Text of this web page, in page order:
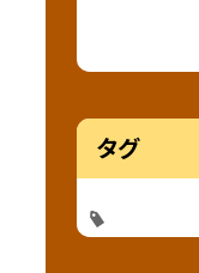
タグ